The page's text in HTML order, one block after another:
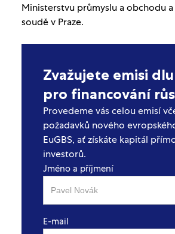
Ministerstvu průmyslu a obchodu a
soudě v Praze.
Zvažujete emisi
pro financování
Provedeme vás celou emisí
požadavků nového
EuGBS, ať získáte kapitál
investorů.
Jméno a příjmení
E-mail